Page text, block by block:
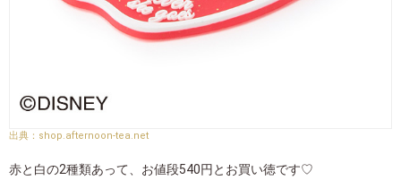
shop.afternoon-tea.net
赤と白の2種類あって、お値段540円とお買い徳です♡